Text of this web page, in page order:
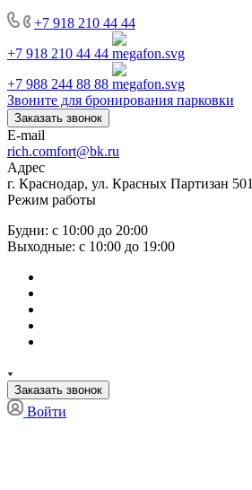
+7 918 210 44 44
+7 918 210 44 44
+7 988 244 88 88
Звоните для бронирования парковки
Заказать звонок
E-mail
rich.comfort@bk.ru
Адрес
г. Краснодар, ул. Красных Партизан 501
Режим работы
Будни: с 10:00 до 20:00
Выходные: с 10:00 до 19:00
Заказать звонок
Войти